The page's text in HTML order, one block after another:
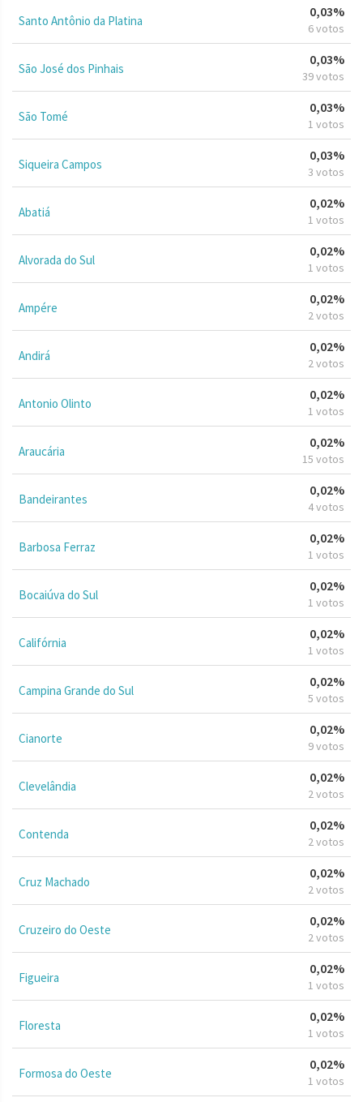
Santo Antônio da Platina
0,03%
6 votos
São José dos Pinhais
0,03%
39 votos
São Tomé
0,03%
1 votos
Siqueira Campos
0,03%
3 votos
Abatiá
0,02%
1 votos
Alvorada do Sul
0,02%
1 votos
Ampére
0,02%
2 votos
Andirá
0,02%
2 votos
Antonio Olinto
0,02%
1 votos
Araucária
0,02%
15 votos
Bandeirantes
0,02%
4 votos
Barbosa Ferraz
0,02%
1 votos
Bocaiúva do Sul
0,02%
1 votos
Califórnia
0,02%
1 votos
Campina Grande do Sul
0,02%
5 votos
Cianorte
0,02%
9 votos
Clevelândia
0,02%
2 votos
Contenda
0,02%
2 votos
Cruz Machado
0,02%
2 votos
Cruzeiro do Oeste
0,02%
2 votos
Figueira
0,02%
1 votos
Floresta
0,02%
1 votos
Formosa do Oeste
0,02%
1 votos